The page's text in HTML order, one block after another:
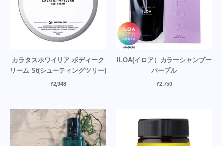
カラタスホワイリア ボディーク
リーム St(シューティングツリー)
¥2,948
ILOA(イロア）カラーシャンプー
パープル
¥2,750